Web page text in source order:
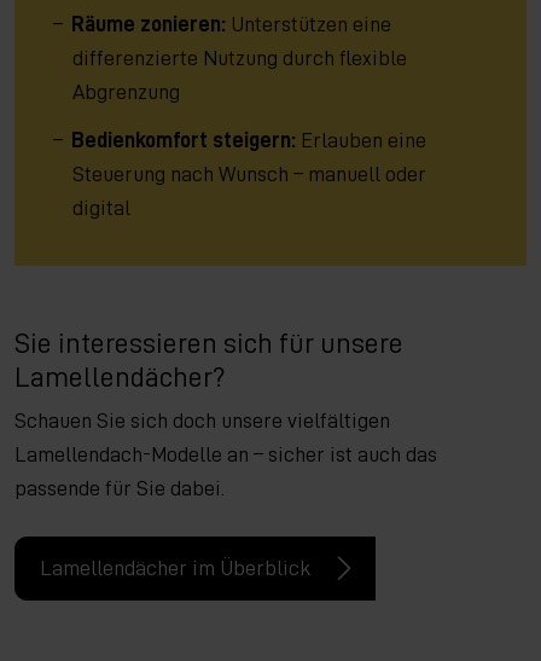
Räume zonieren: Unterstützen eine
differenzierte Nutzung durch flexible
Abgrenzung
Bedienkomfort steigern: Erlauben eine
Steuerung nach Wunsch – manuell oder
digital
Sie interessieren sich für unsere
Lamellendächer?
Schauen Sie sich doch unsere vielfältigen
Lamellendach-Modelle an – sicher ist auch das
passende für Sie dabei.
Lamellendächer im Überblick